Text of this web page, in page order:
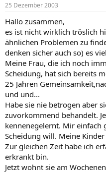
e
r
t
a
m
25 Dezember 2003
Hallo zusammen,
es ist nicht wirklich tröslich
ähnlichen Problemen zu
denken sicher auch so) es
Meine Frau, die ich noch
Scheidung, hat sich bereits
25 Jahren
und und...
Habe sie nie betrogen aber
zuvorkommend behandelt.
kennenegelernt. Mir einfach
Scheidung will. Meine
Zur gleichen Zeit habe ich
erkrankt bin.
Jetzt wohnt sie am